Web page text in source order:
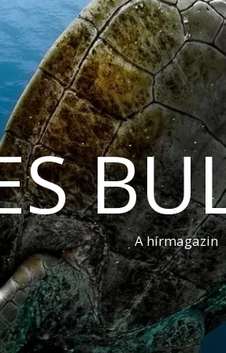
A hírmagazin